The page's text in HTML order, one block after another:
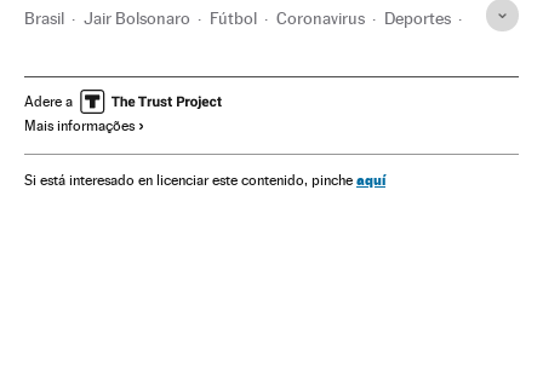
Brasil Jair Bolsonaro Fútbol Coronavirus Deportes
Federaciones deportivas Liga paulista
Coronavirus de Wuhan
Cuarentena Enfermedades infecciosas Epidemia
Adere a
Mais informações
Si está interesado en licenciar este contenido, pinche aquí